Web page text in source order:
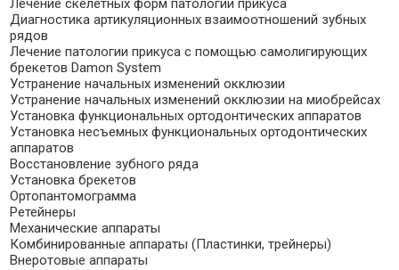
Лечение скелетных форм патологии прикуса
Диагностика артикуляционных взаимоотношений зубных
рядов
Лечение патологии прикуса с помощью самолигирующих
брекетов Damon System
Устранение начальных изменений окклюзии
Устранение начальных изменений окклюзии на миобрейсах
Установка функциональных ортодонтических аппаратов
Установка несъемных функциональных ортодонтических
аппаратов
Восстановление зубного ряда
Установка брекетов
Ортопантомограмма
Ретейнеры
Механические аппараты
Комбинированные аппараты (Пластинки, трейнеры)
Внеротовые аппараты